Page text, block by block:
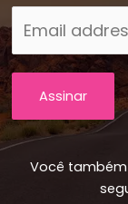
Assinar
Você